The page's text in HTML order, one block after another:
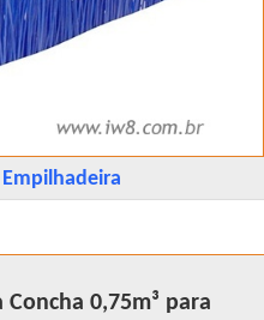
0,75m³ para